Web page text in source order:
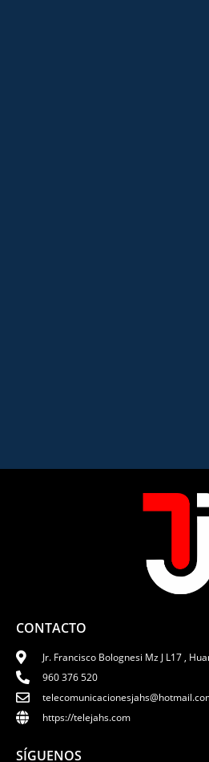
CONTACTO
Jr. Francisco Bolognesi Mz J L17 ,
960 376 520
https://telejahs.com
SÍGUENOS